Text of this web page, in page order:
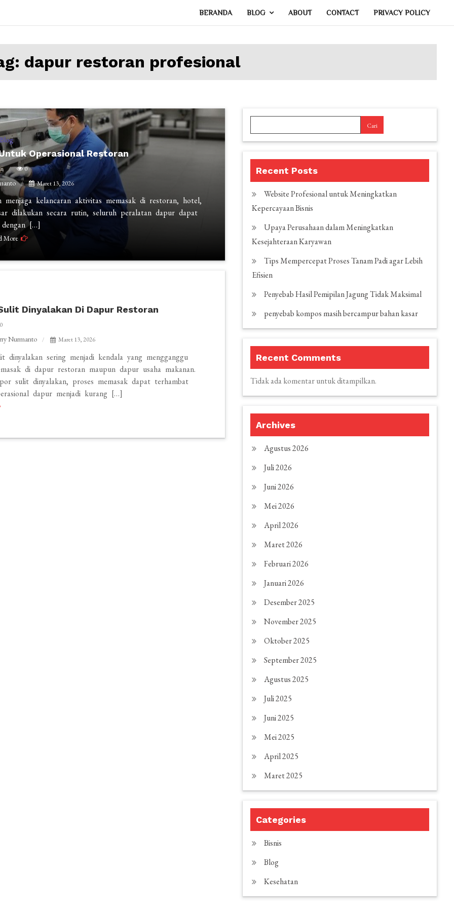
BERANDA BLOG ABOUT CONTACT PRIVACY POLICY
dapur restoran profesional
Blog
Operasional Restoran
0
Maret 13, 2026
kelancaran aktivitas memasak di restoran, hotel,
dilakukan secara rutin, seluruh peralatan dapur dapat
dengan […]
More
Dinyalakan Di Dapur Restoran
0
Nurmanto Maret 13, 2026
dinyalakan sering menjadi kendala yang mengganggu
di dapur restoran maupun dapur usaha makanan.
sulit dinyalakan, proses memasak dapat terhambat
dapur menjadi kurang […]
Cari
Recent Posts
Website Profesional untuk Meningkatkan
Kepercayaan Bisnis
Upaya Perusahaan dalam Meningkatkan
Kesejahteraan Karyawan
Tips Mempercepat Proses Tanam Padi agar Lebih
Efisien
Penyebab Hasil Pemipilan Jagung Tidak Maksimal
penyebab kompos masih bercampur bahan kasar
Recent Comments
Tidak ada komentar untuk ditampilkan.
Archives
Agustus 2026
Juli 2026
Juni 2026
Mei 2026
April 2026
Maret 2026
Februari 2026
Januari 2026
Desember 2025
November 2025
Oktober 2025
September 2025
Agustus 2025
Juli 2025
Juni 2025
Mei 2025
April 2025
Maret 2025
Categories
Bisnis
Blog
Kesehatan